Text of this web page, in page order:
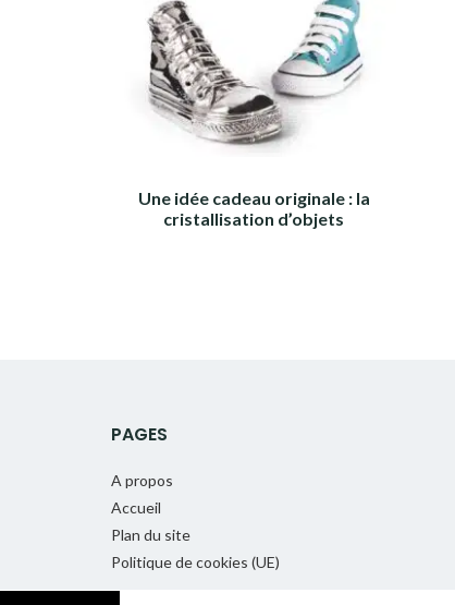
Une idée cadeau originale : la
cristallisation d’objets
PAGES
A propos
Accueil
Plan du site
Politique de cookies (UE)